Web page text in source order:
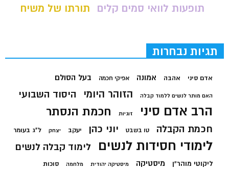
תופעות לוואי סמים קלים
תורתו של משיח
תגיות נבחרות
אדם סיני אהבה אמונה אפיקי חכמה בעל הסולם
האם מותר לנשים ללמוד קבלה הזוהר היומי היסוד השבועי
הרב אדם סיני זוגיות חכמת הנסתר
חכמת הקבלה טו בשבט יוני כהן יעקב יצחק ל"ג בעומר
לימודי חסידות לנשים לימוד קבלה לנשים
ליקוטי מוהר"ן מיסטיקה מיסטיקה יהודית מלחמה סוכות